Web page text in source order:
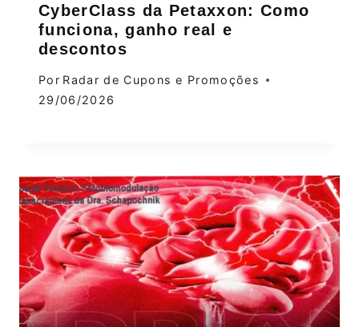
CyberClass da Petaxxon: Como
funciona, ganho real e
descontos
Por Radar de Cupons e Promoções
29/06/2026